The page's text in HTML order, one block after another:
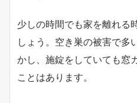
少しの時間でも家を離れる
しょう。空き巣の被害で多
かし、施錠をしていても窓
ことはあります。